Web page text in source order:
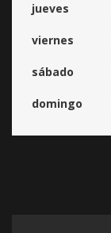
jueves
viernes
sábado
domingo